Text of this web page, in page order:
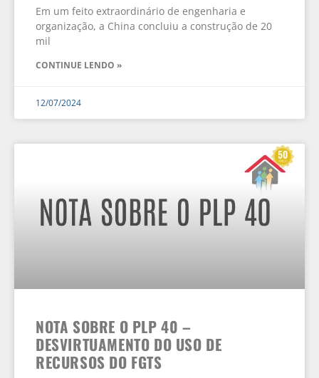
Em um feito extraordinário de engenharia e
organização, a China concluiu a construção de 20
mil
CONTINUE LENDO »
12/07/2024
NOTA SOBRE O PLP 40 –
DESVIRTUAMENTO DO USO DE
RECURSOS DO FGTS